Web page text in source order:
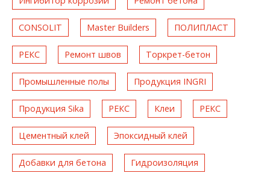
CONSOLIT Master Builders ПОЛИПЛАСТ
РЕКС Ремонт швов Торкрет-бетон
Промышленные полы Продукция INGRI
Продукция Sika РЕКС Клеи РЕКС
Цементный клей Эпоксидный клей
Добавки для бетона Гидроизоляция